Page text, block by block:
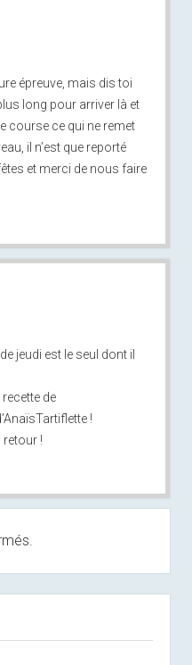
épreuve, mais dis toi
long pour arriver là et
course ce qui ne remet
il n’est que reporté
et merci de nous faire
jeudi est le seul dont il
de
!
!